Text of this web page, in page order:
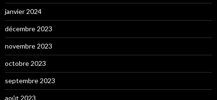
janvier 2024
décembre 2023
novembre 2023
octobre 2023
septembre 2023
août 2023